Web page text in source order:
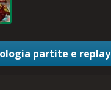
partite e replay